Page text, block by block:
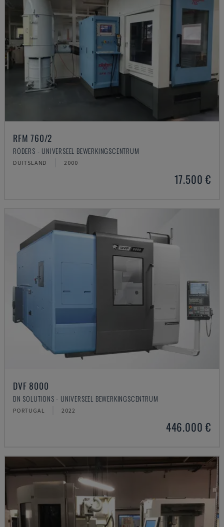
RFM 760/2
RÖDERS - UNIVERSEEL BEWERKINGSCENTRUM
DUITSLAND 2000
17.500 €
DVF 8000
DN SOLUTIONS - UNIVERSEEL BEWERKINGSCENTRUM
PORTUGAL 2022
446.000 €